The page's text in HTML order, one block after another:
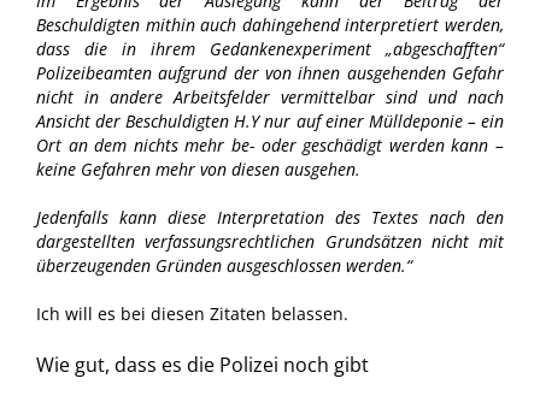
Beschuldigten mithin auch dahingehend interpretiert werden,
dass die in ihrem Gedankenexperiment „abgeschafften“
Polizeibeamten aufgrund der von ihnen ausgehenden Gefahr
nicht in andere Arbeitsfelder vermittelbar sind und nach
Ansicht der Beschuldigten H.Y nur auf einer Mülldeponie – ein
Ort an dem nichts mehr be- oder geschädigt werden kann –
keine Gefahren mehr von diesen ausgehen.
Jedenfalls kann diese Interpretation des Textes nach den
dargestellten verfassungsrechtlichen Grundsätzen nicht mit
überzeugenden Gründen ausgeschlossen werden.“
Ich will es bei diesen Zitaten belassen.
Wie gut, dass es die Polizei noch gibt